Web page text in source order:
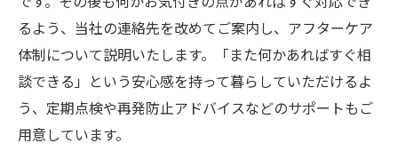
るよう、当社の連絡先を改めてご案内し、アフターケア
体制について説明いたします。「また何かあればすぐ相
談できる」という安心感を持って暮らしていただけるよ
う、定期点検や再発防止アドバイスなどのサポートもご
用意しています。